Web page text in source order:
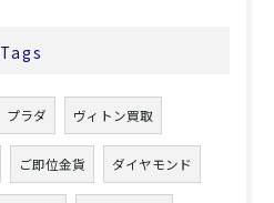
Tags
プラダ ヴィトン買取
ご即位金貨 ダイヤモンド